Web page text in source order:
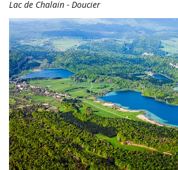
Lac de Chalain - Doucier